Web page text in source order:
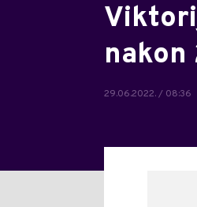
nakon
29.06.2022. / 08:36